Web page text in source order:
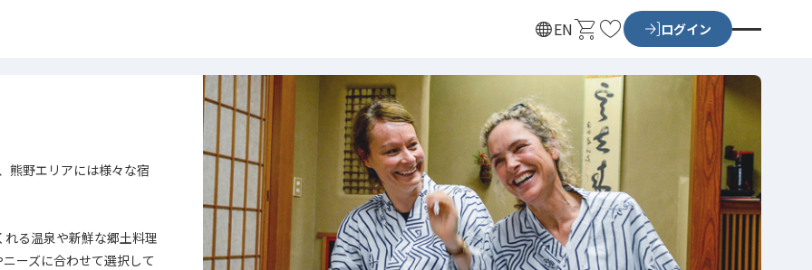
ENカ
ト
お
に
入
り
ログイン
熊野エリアには様々な宿
る温泉や新鮮な郷土料理
ーズに合わせて選択して